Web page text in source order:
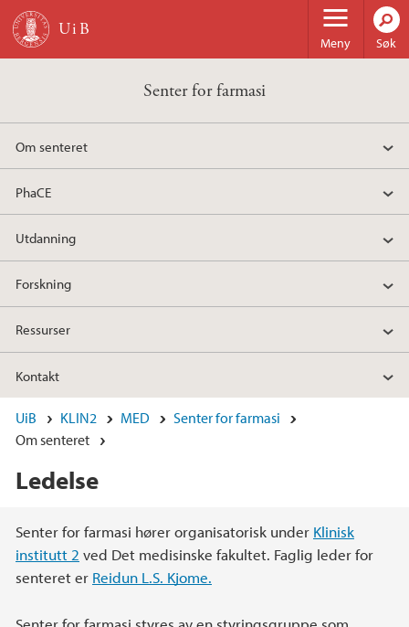
Hopp til hovedinnhold
Meny Søk
Senter for farmasi
Om senteret
PhaCE
Utdanning
Forskning
Ressurser
Kontakt
UiB KLIN2 MED
Senter for farmasi
Om senteret
Ledelse
Hovedinnhold
Senter for farmasi hører organisatorisk under Klinisk
institutt 2 ved Det medisinske fakultet. Faglig leder for
senteret er Reidun L.S. Kjome.